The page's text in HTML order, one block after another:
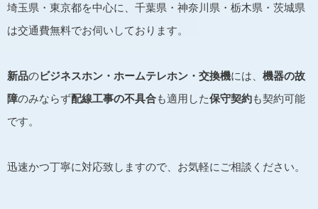
埼玉県・東京都を中心に、千葉県・神奈川県・栃木県・茨城県
は交通費無料でお伺いしております。
新品のビジネスホン・ホームテレホン・交換機には、 機器の故
障のみならず配線工事の不具合も適用した保守契約も契約可能
です。
迅速かつ丁寧に対応致しますので、お気軽にご相談ください。